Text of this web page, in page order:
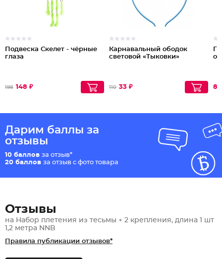
Подвеска Скелет - чёрные
глаза
198 148 ₽
Карнавальный ободок
световой «Тыковки»
110 33 ₽
Дарим баллы за
отзывы
10 баллов за отзыв*
20 баллов за отзыв с фото товара
Отзывы
на Набор плетения из тесьмы + 2 крепления, длина 1 шт
1,2 метра NNB
Правила публикации отзывов*